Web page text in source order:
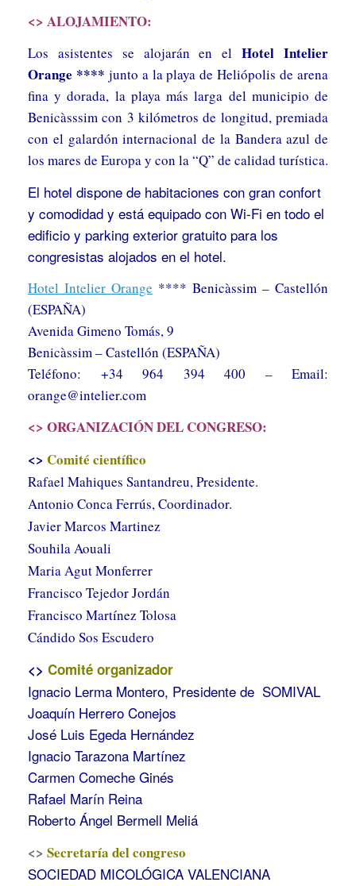
<> ALOJAMIENTO:
Los asistentes se alojarán en elHotel Intelier
Orange **** junto a la playa de Heliópolis de arena
fina y dorada, la playa más larga del municipio de
Benicàsssim con 3 kilómetros de longitud, premiada
con el galardón internacional de la Bandera azul de
los mares de Europa y con la “Q” de calidad turística.
El hotel dispone de habitaciones con gran confort
y comodidad y está equipado con Wi-Fi en todo el
edificio y parking exterior gratuito para los
congresistas alojados en el hotel.
Hotel Intelier Orange **** Benicàssim – Castellón
(ESPAÑA)
Avenida Gimeno Tomás, 9
Benicàssim –Castellón (ESPAÑA)
Teléfono: +34 964 394 400 – Email:
orange@intelier.com
<> ORGANIZACIÓN DEL CONGRESO:
<> Comité científico
Rafael Mahiques Santandreu, Presidente.
Antonio Conca Ferrús, Coordinador.
Javier Marcos Martinez
Souhila Aouali
Maria Agut Monferrer
Francisco Tejedor Jordán
Francisco Martínez Tolosa
Cándido Sos Escudero
<> Comité organizador
​Ignacio Lerma Montero, Presidente de SOMIVAL
Joaquín Herrero Conejos
José Luis Egeda Hernández
Ignacio Tarazona Martínez
Carmen Comeche Ginés
Rafael Marín Reina
Roberto Ángel Bermell Meliá
<> Secretaría del congreso
SOCIEDAD MICOLÓGICA VALENCIANA